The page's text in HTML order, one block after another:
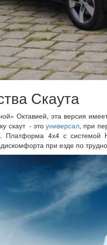
Скаута
Октавией, эта версия
скаут - этоуниверсал, при
Платформа 4х4 с
при езде по